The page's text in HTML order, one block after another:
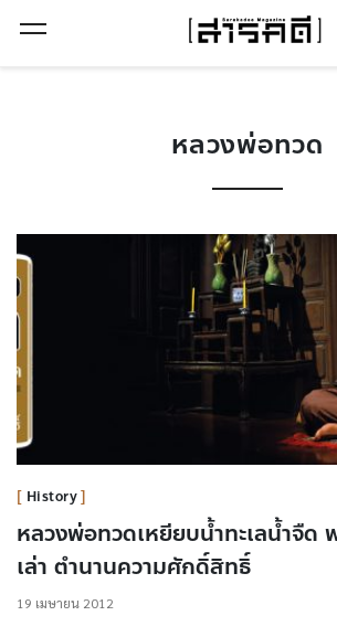
หลวงพ่อทวด
History
หลวงพ่อทวดเหยียบน้ำทะเลน้ำจืด
เล่า ตำนานความศักดิ์สิทธิ์
19 เมษายน 2012